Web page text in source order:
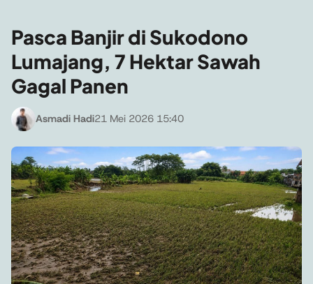
Pasca Banjir di Sukodono
Lumajang, 7 Hektar Sawah
Gagal Panen
Asmadi Hadi21 Mei 2026 15:40